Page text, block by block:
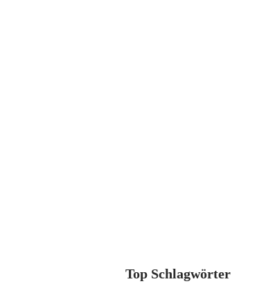
Top Schlagwörter